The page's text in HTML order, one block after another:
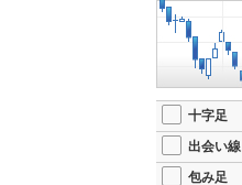
十字足
出会い線
包み足